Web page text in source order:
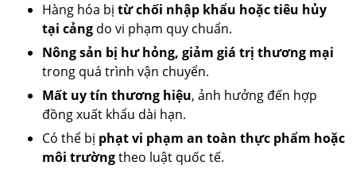
Hàng hóa bịtừ chối nhập khẩu hoặc tiêu hủy
tại cảng do vi phạm quy chuẩn.
Nông sản bị hư hỏng, giảm giá trị thương mại
trong quá trình vận chuyển.
Mất uy tín thương hiệu, ảnh hưởng đến hợp
đồng xuất khẩu dài hạn.
Có thể bị phạt vi phạm an toàn thực phẩm hoặc
môi trườngtheo luật quốc tế.